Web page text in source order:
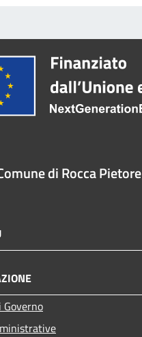
di Rocca Pietore
Governo